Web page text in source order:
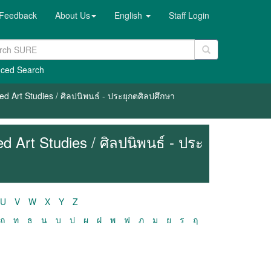
About Us English Staff Login
Search
Art Studies / ศิลปนิพนธ์ - ประยุกตศิลปศึกษา
Art Studies / ศิลปนิพนธ์ - ประ
U V W X Y
Z
ถ
ท ธ น บ ป ผ ฝ พ ฟ ภ ม ย ร ฤ